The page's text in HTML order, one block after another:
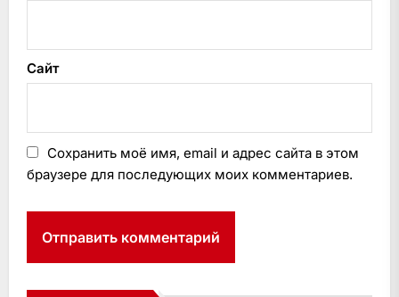
Сайт
Сохранить моё имя, email и адрес сайта в этом
браузере для последующих моих комментариев.